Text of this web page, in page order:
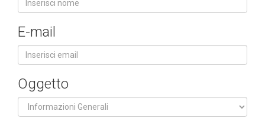
E-mail
Oggetto